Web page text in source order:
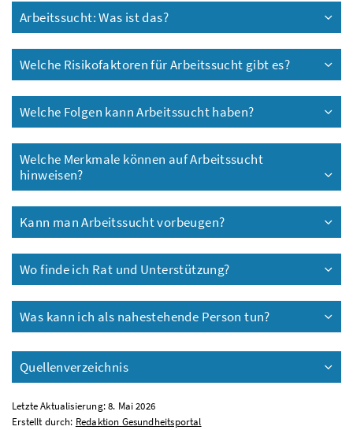
Arbeitssucht: Was ist das?
Welche Risikofaktoren für Arbeitssucht gibt es?
Welche Folgen kann Arbeitssucht haben?
Welche Merkmale können auf Arbeitssucht
hinweisen?
Kann man Arbeitssucht vorbeugen?
Wo finde ich Rat und Unterstützung?
Was kann ich als nahestehende Person tun?
Quellenverzeichnis
Letzte Aktualisierung: 8. Mai 2026
Erstellt durch: Redaktion Gesundheitsportal